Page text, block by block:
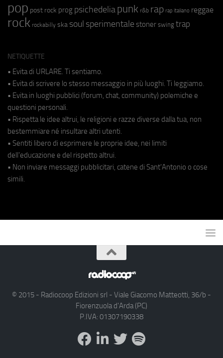
pop post rock prog psichedeliapunk r&b rap rap italiano reggae
rock rockabilly ska soul sperimentale stoner swing trap
NETIQUETTE
• Evita di URLARE. Ti sentiamo.
• Evita di scrivere lo stesso messaggio in più luoghi. Ti leggiamo.
• Evita in luoghi pubblici (forum, chat, community) polemiche e
questioni personali.
• Rispetta le idee altrui, le religioni e razze diverse dalla tua, non
bestemmiare né insultare altri utenti.
• Sentiti libero di esprimere le proprie idee, nei limiti
dell'educazione e del rispetto altrui.
• Non inviare messaggi pubblicitari, catene di Sant'Antonio o cose
simili.
© 2015 - Radiocoop Edizioni srl - Viale Giacomo Matteotti, 36/b -
Fiorenzuola d'Arda (PC)
P.IVA: 01307190338